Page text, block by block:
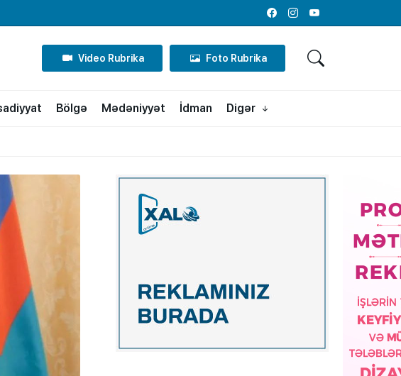
FacebookInstagramYoutube
Video Rubrika Foto Rubrika
Bölgə Mədəniyyət İdman Digər